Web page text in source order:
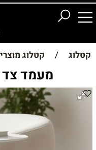
קטלוג / קטלוג
מעמד צד